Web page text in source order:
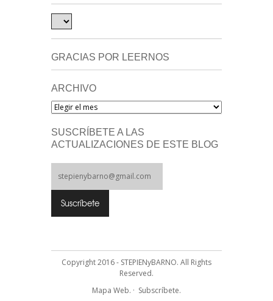
GRACIAS POR LEERNOS
ARCHIVO
Archivo
SUSCRÍBETE A LAS
ACTUALIZACIONES DE ESTE BLOG
Copyright 2016 - STEPIENyBARNO. All Rights
Reserved.
Mapa Web. · Subscríbete.